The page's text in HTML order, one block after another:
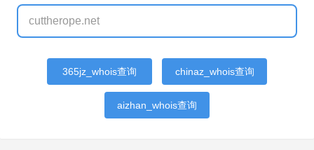
365jz_whois查询 chinaz_whois查询
aizhan_whois查询